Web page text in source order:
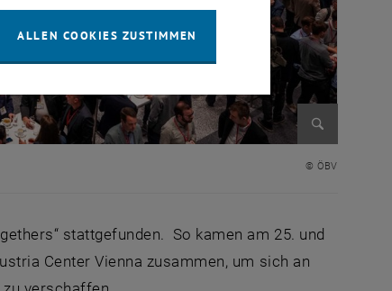
Bild
© ÖBV
stattgefunden. So kamen am 25. und
Center Vienna zusammen, um sich an
ALLEN COOKIES ZUSTIMMEN